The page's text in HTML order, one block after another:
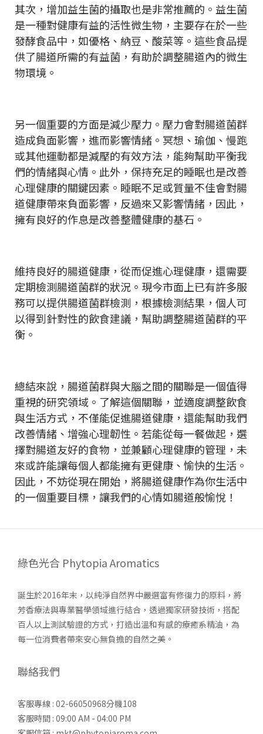
其次，增加益生菌的攝取也是非常推薦的。益生菌
是一種對健康有益的活性微生物，主要存在於一些
發酵食品中，如優格、納豆、酸菜等。這些食品提
供了腸道所需的有益菌，有助於調整腸道內的微生
物環境。
另一個重要的方面是減少壓力。壓力會對腸道菌群
造成負面影響，進而影響情緒。冥想、瑜伽、慢跑
或其他運動都是減壓的有效方法，能夠幫助平衡我
們的情緒與心情。此外，保持充足的睡眠也是改善
心理健康的關鍵因素。睡眠不足或質量不佳會對腸
道健康帶來負面影響，反過來又影響情緒，因此，
擁有良好的作息是改善整體健康的基石。
維持良好的腸道健康，從而促進心理健康，還需要
定期檢測腸道菌群的狀況。現今市面上已有許多服
務可以提供腸道菌群檢測，根據檢測結果，個人可
以得到針對性的飲食建議，幫助調整腸道菌群的平
衡。
總結來說，腸道菌群與大腦之間的關聯是一個值得
重視的研究領域。了解這個關聯，並適度調整飲食
與生活方式，不僅能促進腸道健康，還能幫助我們
改善情緒、增強心理韌性。若能從每一餐做起，選
擇對腸道友好的食物，並兼顧心理健康的管理，未
來或許能讓每個人都能擁有更健康、愉快的生活。
因此，不妨從現在開始，將腸道健康作為你生活中
的一個重要目標，讓我們的心情如腸道般愉悅！
綠色光合 Phytopia Aromatics
誕生於2016年末，以純淨自然界中嚴選富有修復力的原料，將
芳香療法與專業醫學領域進行結合，透過獨家研發技術，搭配
百人以上測試驗證的方式，打造出溫和有感的療癒系精油，為
每一位消費者帶來安心無負擔的自然之美。
聯絡我們
客服專線 : 02-66050968分機108
客服時間 : 09:00 AM - 04:00 PM